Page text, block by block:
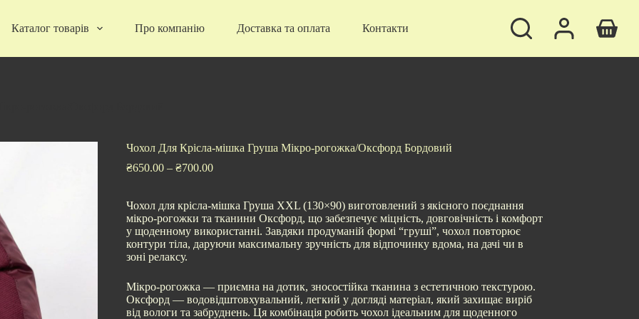
Каталог товарів Про компанію Доставка та оплата Контакти Кошик
Чохол Для Крісла-мішка Груша Мікро-рогожка/Оксфорд Бордовий
₴650.00– ₴700.00
Чохол для крісла-мішка Груша XXL (130×90) виготовлений з якісного поєднання
мікро-рогожки та тканини Оксфорд, що забезпечує міцність, довговічність і комфорт
у щоденному використанні. Завдяки продуманій формі “груші”, чохол повторює
контури тіла, даруючи максимальну зручність для відпочинку вдома, на дачі чи в
зоні релаксу.
Мікро-рогожка — приємна на дотик, зносостійка тканина з естетичною текстурою.
Оксфорд — водовідштовхувальний, легкий у догляді матеріал, який захищає виріб
від вологи та забруднень. Ця комбінація робить чохол ідеальним для щоденного